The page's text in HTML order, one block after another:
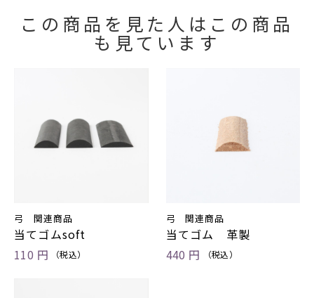
この商品を見た人はこの商品
も見ています
弓 関連商品
当てゴムsoft
110 円
（税込）
弓 関連商品
当てゴム 革製
440 円
（税込）